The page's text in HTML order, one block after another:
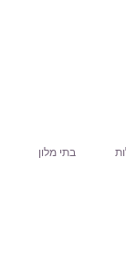
בתי מלון